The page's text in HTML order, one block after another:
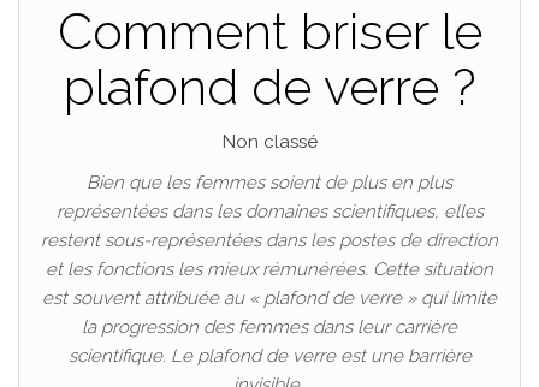
Comment briser le
plafond de verre ?
Non classé
Bien que les femmes soient de plus en plus
représentées dans les domaines scientifiques, elles
restent sous-représentées dans les postes de direction
et les fonctions les mieux rémunérées. Cette situation
est souvent attribuée au « plafond de verre » qui limite
la progression des femmes dans leur carrière
scientifique. Le plafond de verre est une barrière